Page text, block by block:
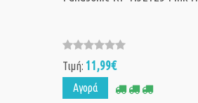
Τιμή: 11,99€
Αγορά